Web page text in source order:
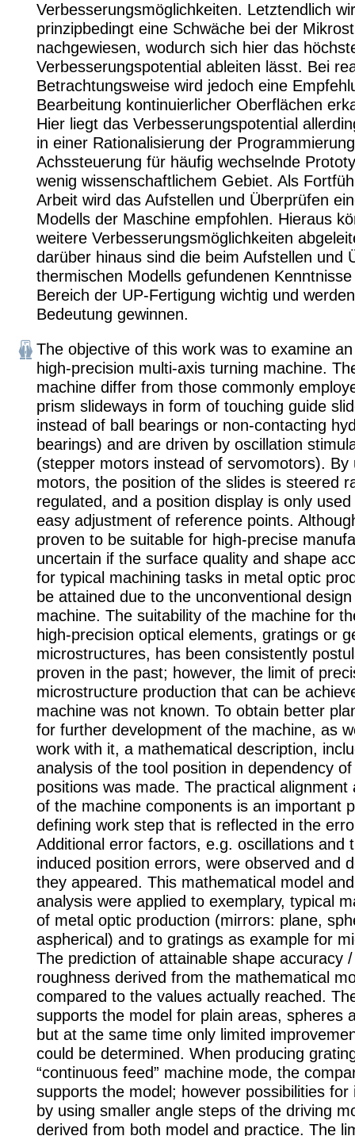
Verbesserungsmöglichkeiten. Letztendlich
prinzipbedingt eine Schwäche bei der
nachgewiesen, wodurch sich hier das
Verbesserungspotential ableiten lässt. Bei
Betrachtungsweise wird jedoch eine
Bearbeitung kontinuierlicher Oberflächen
Hier liegt das Verbesserungspotential
in einer Rationalisierung der
Achssteuerung für häufig wechselnde
wenig wissenschaftlichem Gebiet. Als
Arbeit wird das Aufstellen und Überprüfen
Modells der Maschine empfohlen. Hieraus
weitere Verbesserungsmöglichkeiten
darüber hinaus sind die beim Aufstellen und
thermischen Modells gefundenen
Bereich der UP-Fertigung wichtig und
Bedeutung gewinnen.
The objective of this work was to examine
high-precision multi-axis turning machine.
machine differ from those commonly
prism slideways in form of touching guide
instead of ball bearings or non-contacting
bearings) and are driven by oscillation
(stepper motors instead of servomotors). By
motors, the position of the slides is steered
regulated, and a position display is only
easy adjustment of reference points.
proven to be suitable for high-precise
uncertain if the surface quality and shape
for typical machining tasks in metal optic
be attained due to the unconventional
machine. The suitability of the machine for
high-precision optical elements, gratings or
microstructures, has been consistently
proven in the past; however, the limit of
microstructure production that can be
machine was not known. To obtain better
for further development of the machine, as
work with it, a mathematical description,
analysis of the tool position in dependency
positions was made. The practical alignment
of the machine components is an important
defining work step that is reflected in the
Additional error factors, e.g. oscillations and
induced position errors, were observed and
they appeared. This mathematical model
analysis were applied to exemplary, typical
of metal optic production (mirrors: plane,
aspherical) and to gratings as example for
The prediction of attainable shape accuracy
roughness derived from the mathematical
compared to the values actually reached.
supports the model for plain areas, spheres
but at the same time only limited
could be determined. When producing
“continuous feed” machine mode, the
supports the model; however possibilities for
by using smaller angle steps of the driving
derived from both model and practice. The